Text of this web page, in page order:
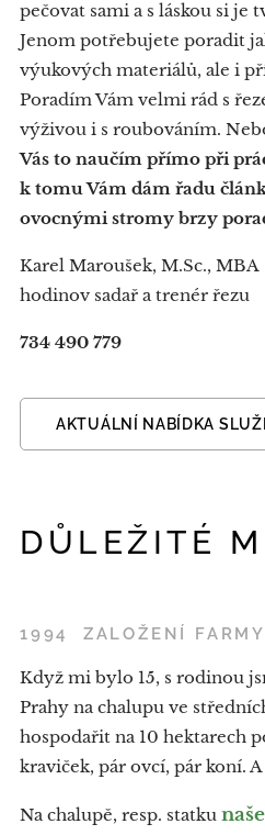
pečovat sami a s láskou si je
Jenom potřebujete poradit
výukových materiálů, ale i
Poradím Vám velmi rád s
výživou i s roubováním.
Vás to naučím přímo při
k tomu Vám dám řadu
ovocnými stromy brzy
Karel Maroušek, M.Sc., MBA
hodinov sadař a trenér řezu
734 490 779
AKTUÁLNÍ NABÍDKA
DŮLEŽITÉ
1994 ZALOŽENÍ FARMY
Když mi bylo 15, s rodinou
Prahy na chalupu ve
hospodařit na 10 hektarech
kraviček, pár ovcí, pár koní.
Na chalupě, resp. statku